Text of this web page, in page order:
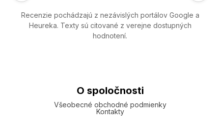
Recenzie pochádzajú z nezávislých portálov Google a
Heureka. Texty sú citované z verejne dostupných
hodnotení.
O spoločnosti
Všeobecné obchodné podmienky
Kontakty